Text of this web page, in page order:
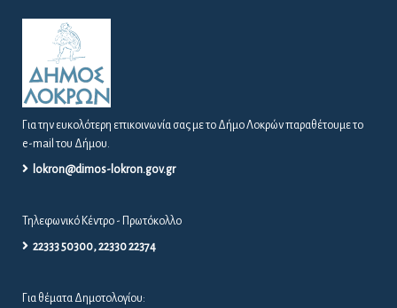
Για την ευκολότερη επικοινωνία σας με το Δήμο Λοκρών παραθέτουμε το
e-mail του Δήμου.
lokron@dimos-lokron.gov.gr
Τηλεφωνικό Κέντρο - Πρωτόκολλο
22333 50300, 22330 22374
Για θέματα Δημοτολογίου: